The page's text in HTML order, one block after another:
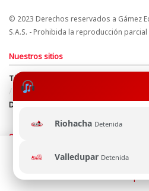
Riohacha Detenida
Valledupar Detenida
© 2023 Derechos reservados a Gámez
S.A.S. - Prohibida la reproducción
Nuestros sitios
Términos y Condiciones
Derechos
Política de uso de cookies
Directrices Editoriales
Síguenos
Esta página web usa cookie
navegación, al continuar